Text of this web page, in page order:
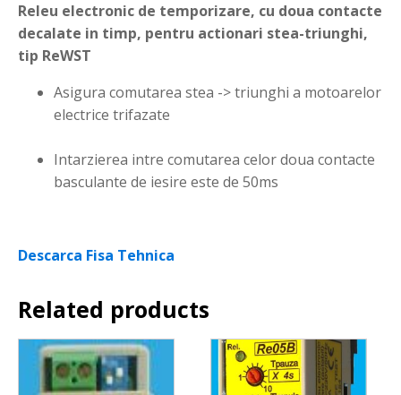
Releu electronic de temporizare, cu doua contacte
decalate in timp, pentru actionari stea-triunghi,
tip ReWST
Asigura comutarea stea -> triunghi a motoarelor
electrice trifazate
Intarzierea intre comutarea celor doua contacte
basculante de iesire este de 50ms
Descarca Fisa Tehnica
Related products